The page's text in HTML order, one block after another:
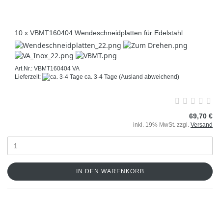
10 x VBMT160404 Wendeschneidplatten für Edelstahl
Art.Nr.: VBMT160404 VA
Lieferzeit:
ca. 3-4 Tage (Ausland abweichend)
69,70 €
inkl. 19% MwSt. zzgl. Versand
IN DEN WARENKORB